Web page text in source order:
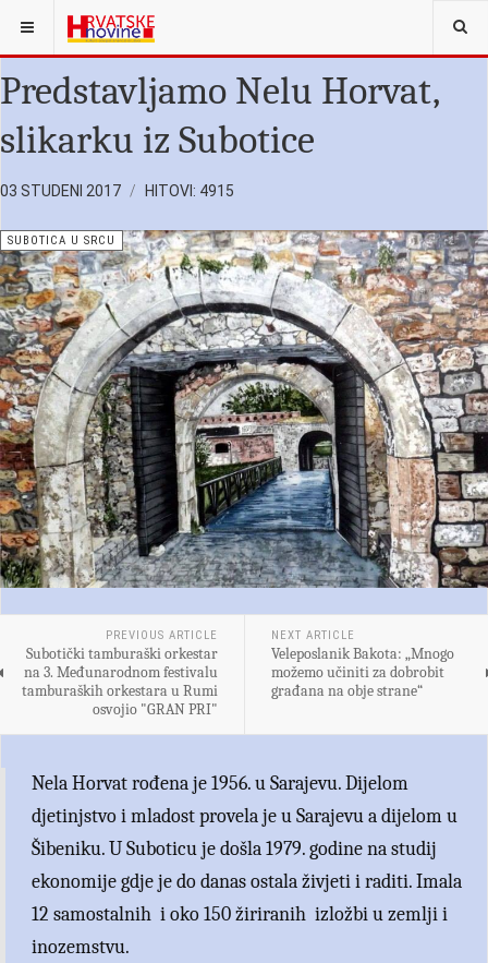
NALAZITE SE OVDJE:
Predstavljamo Nelu Horvat,
slikarku iz Subotice
03 STUDENI 2017 HITOVI: 4915
SUBOTICA U SRCU
PREVIOUS ARTICLE
Subotički tamburaški orkestar
na 3. Međunarodnom festivalu
tamburaških orkestara u Rumi
osvojio "GRAN PRI"
NEXT ARTICLE
Veleposlanik Bakota: „Mnogo
možemo učiniti za dobrobit
građana na obje strane“
Nela Horvat rođena je 1956. u Sarajevu. Dijelom
djetinjstvo i mladost provela je u Sarajevu a dijelom u
Šibeniku. U Suboticu je došla 1979. godine na studij
ekonomije gdje je do danas ostala živjeti i raditi. Imala
12 samostalnih i oko 150 žiriranih izložbi u zemlji i
inozemstvu.